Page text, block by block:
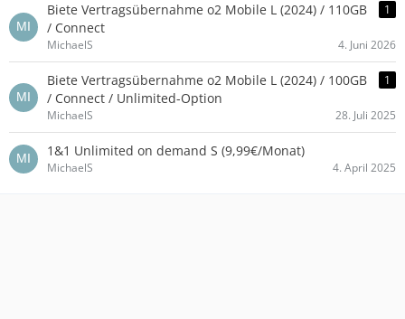
Biete Vertragsübernahme o2 Mobile L (2024) / 110GB
/ Connect
1
MichaelS 4. Juni 2026
Biete Vertragsübernahme o2 Mobile L (2024) / 100GB
/ Connect / Unlimited-Option
1
MichaelS 28. Juli 2025
1&1 Unlimited on demand S (9,99€/Monat)
MichaelS 4. April 2025